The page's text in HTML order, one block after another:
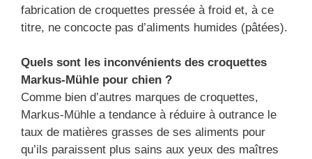
fabrication de croquettes pressée à froid et, à ce
titre, ne concocte pas d’aliments humides (pâtées).
Quels sont les inconvénients des croquettes
Markus-Mühle pour chien ?
Comme bien d’autres marques de croquettes,
Markus-Mühle a tendance à réduire à outrance le
taux de matières grasses de ses aliments pour
qu’ils paraissent plus sains aux yeux des maîtres